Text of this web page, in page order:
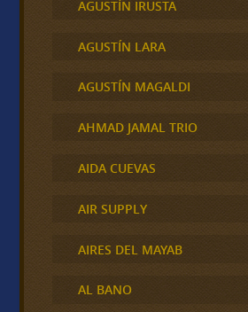
AGUSTÍN IRUSTA
AGUSTÍN LARA
AGUSTÍN MAGALDI
AHMAD JAMAL TRIO
AIDA CUEVAS
AIR SUPPLY
AIRES DEL MAYAB
AL BANO